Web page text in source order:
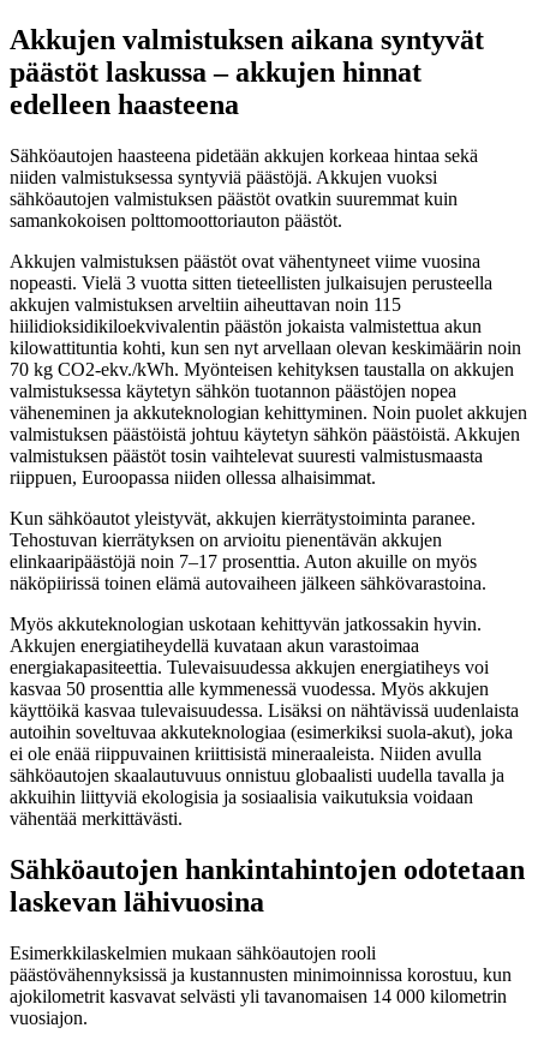
Akkujen valmistuksen aikana syntyvät
päästöt laskussa – akkujen hinnat
edelleen haasteena
Sähköautojen haasteena pidetään akkujen korkeaa hintaa sekä
niiden valmistuksessa syntyviä päästöjä. Akkujen vuoksi
sähköautojen valmistuksen päästöt ovatkin suuremmat kuin
samankokoisen polttomoottoriauton päästöt.
Akkujen valmistuksen päästöt ovat vähentyneet viime vuosina
nopeasti. Vielä 3 vuotta sitten tieteellisten julkaisujen perusteella
akkujen valmistuksen arveltiin aiheuttavan noin 115
hiilidioksidikiloekvivalentin päästön jokaista valmistettua akun
kilowattituntia kohti, kun sen nyt arvellaan olevan keskimäärin noin
70 kg CO2-ekv./kWh. Myönteisen kehityksen taustalla on akkujen
valmistuksessa käytetyn sähkön tuotannon päästöjen nopea
väheneminen ja akkuteknologian kehittyminen. Noin puolet akkujen
valmistuksen päästöistä johtuu käytetyn sähkön päästöistä. Akkujen
valmistuksen päästöt tosin vaihtelevat suuresti valmistusmaasta
riippuen, Euroopassa niiden ollessa alhaisimmat.
Kun sähköautot yleistyvät, akkujen kierrätystoiminta paranee.
Tehostuvan kierrätyksen on arvioitu pienentävän akkujen
elinkaaripäästöjä noin 7–17 prosenttia. Auton akuille on myös
näköpiirissä toinen elämä autovaiheen jälkeen sähkövarastoina.
Myös akkuteknologian uskotaan kehittyvän jatkossakin hyvin.
Akkujen energiatiheydellä kuvataan akun varastoimaa
energiakapasiteettia. Tulevaisuudessa akkujen energiatiheys voi
kasvaa 50 prosenttia alle kymmenessä vuodessa. Myös akkujen
käyttöikä kasvaa tulevaisuudessa. Lisäksi on nähtävissä uudenlaista
autoihin soveltuvaa akkuteknologiaa (esimerkiksi suola-akut), joka
ei ole enää riippuvainen kriittisistä mineraaleista. Niiden avulla
sähköautojen skaalautuvuus onnistuu globaalisti uudella tavalla ja
akkuihin liittyviä ekologisia ja sosiaalisia vaikutuksia voidaan
vähentää merkittävästi.
Sähköautojen hankintahintojen odotetaan
laskevan lähivuosina
Esimerkkilaskelmien mukaan sähköautojen rooli
päästövähennyksissä ja kustannusten minimoinnissa korostuu, kun
ajokilometrit kasvavat selvästi yli tavanomaisen 14 000 kilometrin
vuosiajon.